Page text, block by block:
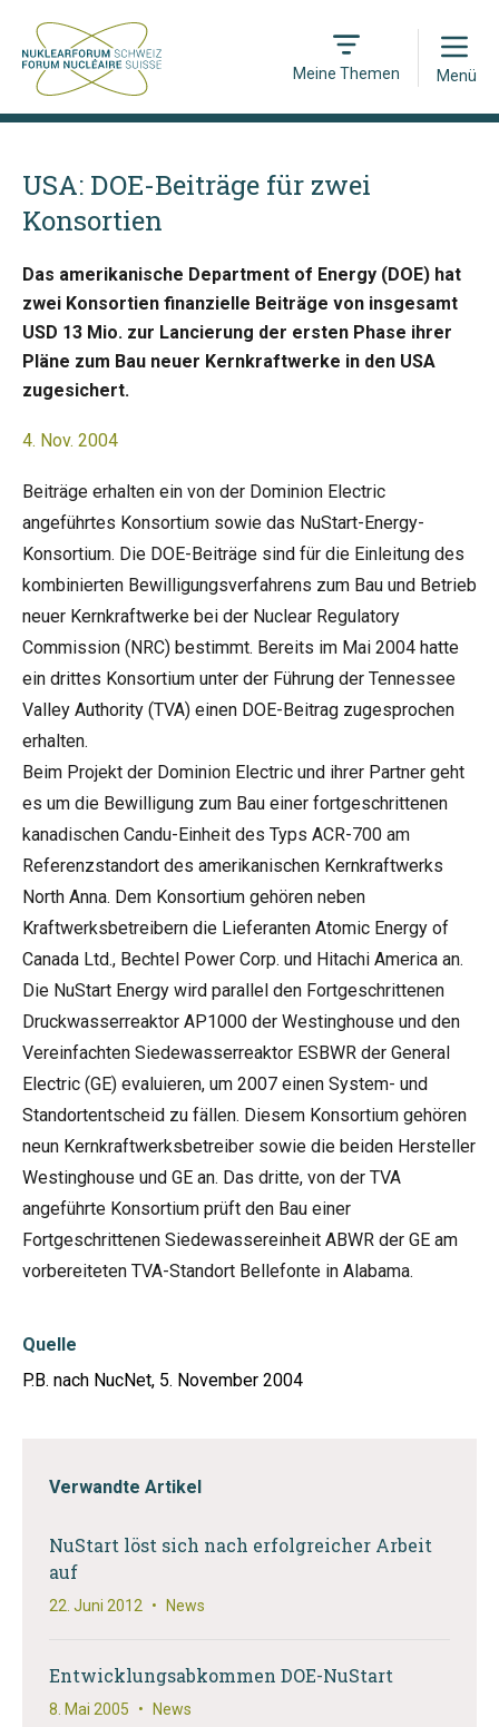
Meine Themen
Open
Menü
USA: DOE-Beiträge für zwei
Konsortien
Das amerikanische Department of Energy (DOE) hat
zwei Konsortien finanzielle Beiträge von insgesamt
USD 13 Mio. zur Lancierung der ersten Phase ihrer
Pläne zum Bau neuer Kernkraftwerke in den USA
zugesichert.
4. Nov. 2004
Beiträge erhalten ein von der Dominion Electric
angeführtes Konsortium sowie das NuStart-Energy-
Konsortium. Die DOE-Beiträge sind für die Einleitung des
kombinierten Bewilligungsverfahrens zum Bau und Betrieb
neuer Kernkraftwerke bei der Nuclear Regulatory
Commission (NRC) bestimmt. Bereits im Mai 2004 hatte
ein drittes Konsortium unter der Führung der Tennessee
Valley Authority (TVA) einen DOE-Beitrag zugesprochen
erhalten.
Beim Projekt der Dominion Electric und ihrer Partner geht
es um die Bewilligung zum Bau einer fortgeschrittenen
kanadischen Candu-Einheit des Typs ACR-700 am
Referenzstandort des amerikanischen Kernkraftwerks
North Anna. Dem Konsortium gehören neben
Kraftwerksbetreibern die Lieferanten Atomic Energy of
Canada Ltd., Bechtel Power Corp. und Hitachi America an.
Die NuStart Energy wird parallel den Fortgeschrittenen
Druckwasserreaktor AP1000 der Westinghouse und den
Vereinfachten Siedewasserreaktor ESBWR der General
Electric (GE) evaluieren, um 2007 einen System- und
Standortentscheid zu fällen. Diesem Konsortium gehören
neun Kernkraftwerksbetreiber sowie die beiden Hersteller
Westinghouse und GE an. Das dritte, von der TVA
angeführte Konsortium prüft den Bau einer
Fortgeschrittenen Siedewassereinheit ABWR der GE am
vorbereiteten TVA-Standort Bellefonte in Alabama.
Quelle
P.B. nach NucNet, 5. November 2004
Verwandte Artikel
NuStart löst sich nach erfolgreicher Arbeit
auf
22. Juni 2012 • News
Entwicklungsabkommen DOE-NuStart
8. Mai 2005 • News